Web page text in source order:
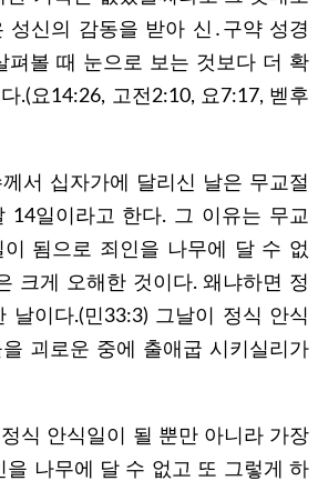
성신의 감동을 받아 신․구약 성경
펴볼 때 눈으로 보는 것보다 더 확
.(요14:26, 고전2:10, 요7:17, 벧후
서 십자가에 달리신 날은 무교절
14일이라고 한다. 그 이유는 무교
됨으로 죄인을 나무에 달 수 없
크게 오해한 것이다. 왜냐하면 정
날이다.(민33:3) 그날이 정식 안식
괴로운 중에 출애굽 시키실리가
식 안식일이 될 뿐만 아니라 가장
을 나무에 달 수 없고 또 그렇게 하